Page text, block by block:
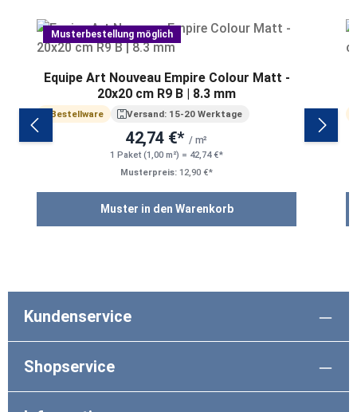
Musterbestellung möglich
Equipe Art Nouveau Empire Colour Matt -
20x20 cm R9 B | 8.3 mm
Bestellware Versand: 15-20 Werktage
42,74 €* / m²
1 Paket (1,00 m²) = 42,74 €*
Musterpreis: 12,90 €*
Muster in den Warenkorb
Kundenservice
Shopservice